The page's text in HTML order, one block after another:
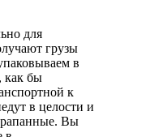
для
грузы
в
как бы
к
в целости и
Вы